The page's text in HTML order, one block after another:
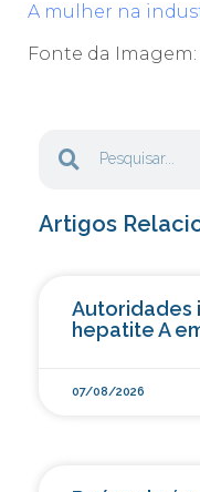
A mulher na
Fonte da
Artigos
Autoridades
hepatite A
07/08/2026